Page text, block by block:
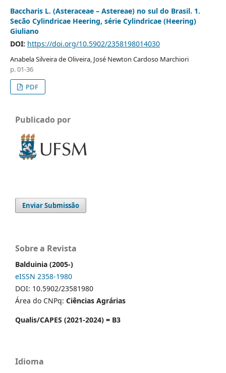
Baccharis L. (Asteraceae – Astereae) no sul do Brasil. 1.
Secão Cylindricae Heering, série Cylindricae (Heering)
Giuliano
DOI: https://doi.org/10.5902/2358198014030
Anabela Silveira de Oliveira, José Newton Cardoso Marchiori
p. 01-36
PDF
Publicado por
Enviar Submissão
Sobre a Revista
Balduinia (2005-)
eISSN 2358-1980
DOI: 10.5902/23581980
Área do CNPq: Ciências Agrárias
Qualis/CAPES (2021-2024) = B3
Idioma